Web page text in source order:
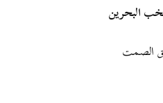
البحرين
الصمت